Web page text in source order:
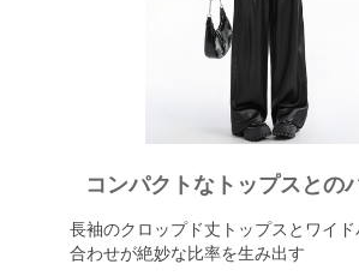
コンパクトなトップスとの
長袖のクロップド丈トップスとワイ
合わせが絶妙な比率を生み出す